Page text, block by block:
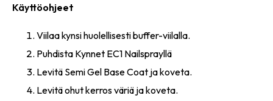
Käyttöohjeet
Viilaa kynsi huolellisesti buffer-viilalla.
Puhdista Kynnet EC1 Nailsprayllä
Levitä Semi Gel Base Coat ja koveta.
Levitä ohut kerros väriä ja koveta.